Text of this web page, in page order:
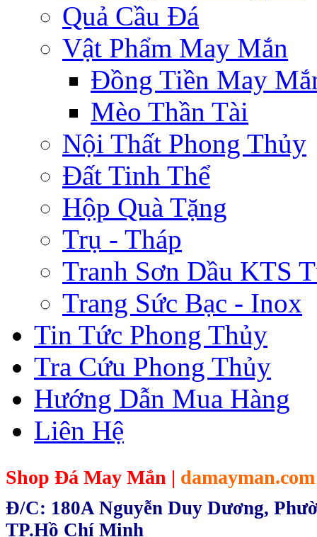
Quả Cầu Đá
Vật Phẩm May Mắn
Đồng Tiền May
Mèo Thần Tài
Nội Thất Phong Thủy
Đất Tinh Thể
Hộp Quà Tặng
Trụ - Tháp
Tranh Sơn Dầu KTS
Trang Sức Bạc - Inox
Tin Tức Phong Thủy
Tra Cứu Phong Thủy
Hướng Dẫn Mua Hàng
Liên Hệ
Shop Đá May Mắn | damayman.com
Đ/C: 180A Nguyễn Duy Dương,
TP.Hồ Chí Minh